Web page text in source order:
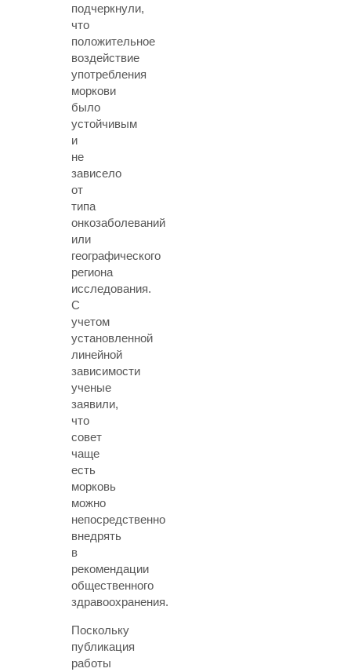
подчеркнули,
что
положительное
воздействие
употребления
моркови
было
устойчивым
и
не
зависело
от
типа
онкозаболеваний
или
географического
региона
исследования.
С
учетом
установленной
линейной
зависимости
ученые
заявили,
что
совет
чаще
есть
морковь
можно
непосредственно
внедрять
в
рекомендации
общественного
здравоохранения.
Поскольку
публикация
работы